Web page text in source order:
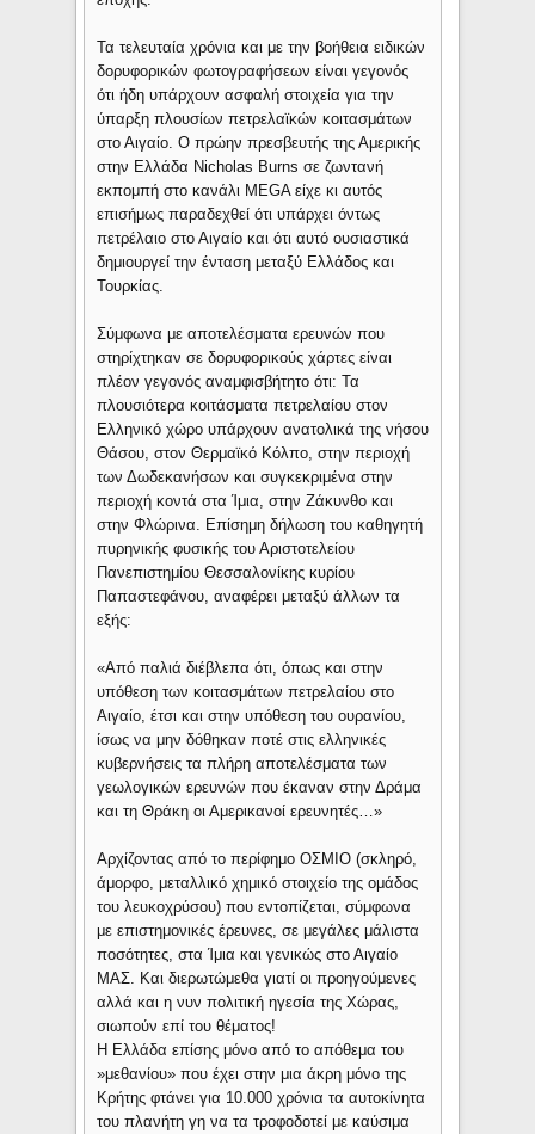
Τα τελευταία χρόνια και με την βοήθεια ειδικών
δορυφορικών φωτογραφήσεων είναι γεγονός
ότι ήδη υπάρχουν ασφαλή στοιχεία για την
ύπαρξη πλουσίων πετρελαϊκών κοιτασμάτων
στο Αιγαίο. Ο πρώην πρεσβευτής της Αμερικής
στην Ελλάδα Nicholas Burns σε ζωντανή
εκπομπή στο κανάλι MEGA είχε κι αυτός
επισήμως παραδεχθεί ότι υπάρχει όντως
πετρέλαιο στο Αιγαίο και ότι αυτό ουσιαστικά
δημιουργεί την ένταση μεταξύ Ελλάδος και
Τουρκίας.
Σύμφωνα με αποτελέσματα ερευνών που
στηρίχτηκαν σε δορυφορικούς χάρτες είναι
πλέον γεγονός αναμφισβήτητο ότι: Τα
πλουσιότερα κοιτάσματα πετρελαίου στον
Ελληνικό χώρο υπάρχουν ανατολικά της νήσου
Θάσου, στον Θερμαϊκό Κόλπο, στην περιοχή
των Δωδεκανήσων και συγκεκριμένα στην
περιοχή κοντά στα Ίμια, στην Ζάκυνθο και
στην Φλώρινα. Επίσημη δήλωση του καθηγητή
πυρηνικής φυσικής του Αριστοτελείου
Πανεπιστημίου Θεσσαλονίκης κυρίου
Παπαστεφάνου, αναφέρει μεταξύ άλλων τα
εξής:
«Από παλιά διέβλεπα ότι, όπως και στην
υπόθεση των κοιτασμάτων πετρελαίου στο
Αιγαίο, έτσι και στην υπόθεση του ουρανίου,
ίσως να μην δόθηκαν ποτέ στις ελληνικές
κυβερνήσεις τα πλήρη αποτελέσματα των
γεωλογικών ερευνών που έκαναν στην Δράμα
και τη Θράκη οι Αμερικανοί ερευνητές…»
Αρχίζοντας από το περίφημο ΟΣΜΙΟ (σκληρό,
άμορφο, μεταλλικό χημικό στοιχείο της ομάδος
του λευκοχρύσου) που εντοπίζεται, σύμφωνα
με επιστημονικές έρευνες, σε μεγάλες μάλιστα
ποσότητες, στα Ίμια και γενικώς στο Αιγαίο
ΜΑΣ. Και διερωτώμεθα γιατί οι προηγούμενες
αλλά και η νυν πολιτική ηγεσία της Χώρας,
σιωπούν επί του θέματος!
Η Ελλάδα επίσης μόνο από το απόθεμα του
»μεθανίου» που έχει στην μια άκρη μόνο της
Κρήτης φτάνει για 10.000 χρόνια τα αυτοκίνητα
του πλανήτη γη να τα τροφοδοτεί με καύσιμα